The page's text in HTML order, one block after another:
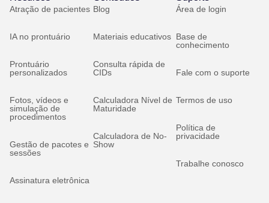
Atração de pacientes
IA no prontuário
Prontuário
personalizados
Fotos, vídeos e
simulação de
procedimentos
Gestão de pacotes e
sessões
Assinatura eletrônica
Blog
Materiais educativos
Consulta rápida de
CIDs
Calculadora Nível de
Maturidade
Calculadora de No-
Show
Área de login
Base de
conhecimento
Fale com o suporte
Termos de uso
Política de
privacidade
Trabalhe conosco